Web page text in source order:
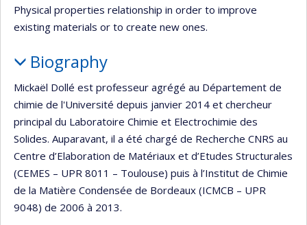
Physical properties relationship in order to improve
existing materials or to create new ones.
Biography
Mickaël Dollé est professeur agrégé au Département de
chimie de l'Université depuis janvier 2014 et chercheur
principal du Laboratoire Chimie et Electrochimie des
Solides. Auparavant, il a été chargé de Recherche CNRS au
Centre d’Elaboration de Matériaux et d’Etudes Structurales
(CEMES – UPR 8011 – Toulouse) puis à l’Institut de Chimie
de la Matière Condensée de Bordeaux (ICMCB – UPR
9048) de 2006 à 2013.